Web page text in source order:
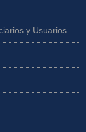
y Usuarios